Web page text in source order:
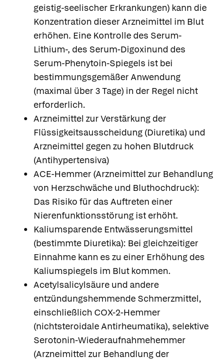
geistig-seelischer Erkrankungen) kann die
Konzentration dieser Arzneimittel im Blut
erhöhen. Eine Kontrolle des Serum-
Lithium-, des Serum-Digoxinund des
Serum-Phenytoin-Spiegels ist bei
bestimmungsgemäßer Anwendung
(maximal über 3 Tage) in der Regel nicht
erforderlich.
Arzneimittel zur Verstärkung der
Flüssigkeitsausscheidung (Diuretika) und
Arzneimittel gegen zu hohen Blutdruck
(Antihypertensiva)
ACE-Hemmer (Arzneimittel zur Behandlung
von Herzschwäche und Bluthochdruck):
Das Risiko für das Auftreten einer
Nierenfunktionsstörung ist erhöht.
Kaliumsparende Entwässerungsmittel
(bestimmte Diuretika): Bei gleichzeitiger
Einnahme kann es zu einer Erhöhung des
Kaliumspiegels im Blut kommen.
Acetylsalicylsäure und andere
entzündungshemmende Schmerzmittel,
einschließlich COX-2-Hemmer
(nichtsteroidale Antirheumatika), selektive
Serotonin-Wiederaufnahmehemmer
(Arzneimittel zur Behandlung der